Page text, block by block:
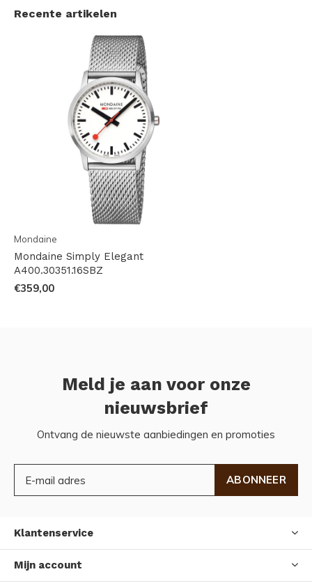
Recente artikelen
Mondaine
Mondaine Simply Elegant
A400.30351.16SBZ
€359,00
Meld je aan voor onze
nieuwsbrief
Ontvang de nieuwste aanbiedingen en promoties
ABONNEER
Klantenservice
Mijn account